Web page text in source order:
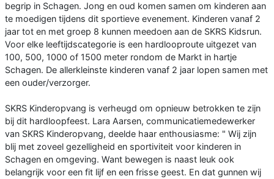
begrip in Schagen. Jong en oud komen samen om kinderen aan
te moedigen tijdens dit sportieve evenement. Kinderen vanaf 2
jaar tot en met groep 8 kunnen meedoen aan de SKRS Kidsrun.
Voor elke leeftijdscategorie is een hardlooproute uitgezet van
100, 500, 1000 of 1500 meter rondom de Markt in hartje
Schagen. De allerkleinste kinderen vanaf 2 jaar lopen samen met
een ouder/verzorger.
SKRS Kinderopvang is verheugd om opnieuw betrokken te zijn
bij dit hardloopfeest. Lara Aarsen, communicatiemedewerker
van SKRS Kinderopvang, deelde haar enthousiasme: " Wij zijn
blij met zoveel gezelligheid en sportiviteit voor kinderen in
Schagen en omgeving. Want bewegen is naast leuk ook
belangrijk voor een fit lijf en een frisse geest. En dat gunnen wij